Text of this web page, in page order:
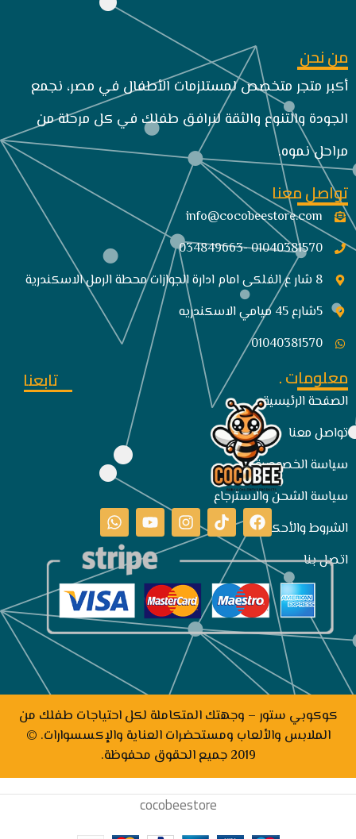
من نحن
أكبر متجر متخصص لمستلزمات الأطفال في مصر، نجمع
الجودة والتنوع والثقة لنرافق طفلك في كل مرحلة من
مراحل نموه.
تواصل معنا
info@cocobeestore.com​
01040381570 -034849663
8 شار ع الفلكى امام ادارة الجوازات محطة الرمل الاسكندرية
5شارع 45 ميامي الاسكندريه
01040381570
معلومات .
الصفحة الرئيسية
تواصل معنا
سياسة الخصوصية
سياسة الشحن والاسترجاع
الشروط والأحكام
اتصل بنا
تابعنا
كوكوبي ستور – وجهتك المتكاملة لكل احتياجات طفلك من
الملابس والألعاب ومستحضرات العناية والإكسسوارات. ©
2019 جميع الحقوق محفوظة.
cocobeestore